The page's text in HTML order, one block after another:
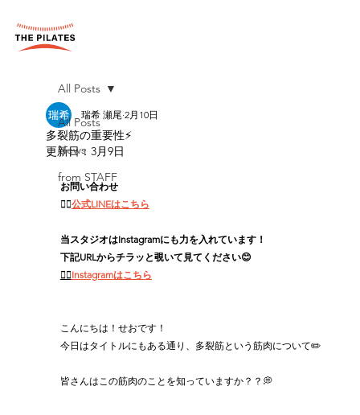
All Posts
News
from STAFF
All Posts
多裂筋の重要性⚡️
瑞希 瀬尾 2月10日
更新日： 3月9日
お問い合わせ
👉🏻公式LINEはこちら
当スタジオはInstagramにも力を入れています！
下記URLからチラッと覗いて見てください😊
👉🏻Instagramはこちら
こんにちは！せおです！
今日はタイトルにもある通り、多裂筋という筋肉について✏️
皆さんはこの筋肉のことを知っていますか？？💭